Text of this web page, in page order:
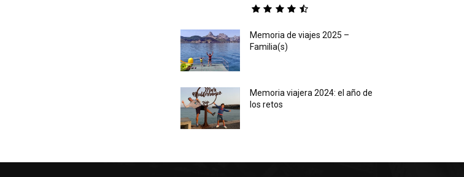
Memoria de viajes 2025 –
Familia(s)
Memoria viajera 2024: el año de
los retos